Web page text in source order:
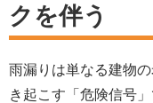
クを伴う
雨漏りは単なる建物
き起こす「危険信号